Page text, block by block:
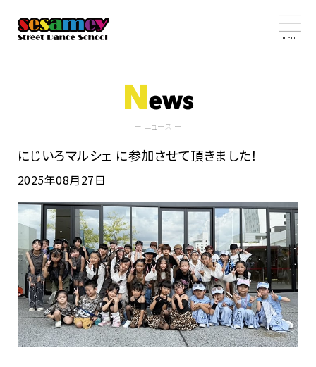
menu
News
ー ニュース ー
にじいろマルシェ に参加させて頂きました！
2025年08月27日